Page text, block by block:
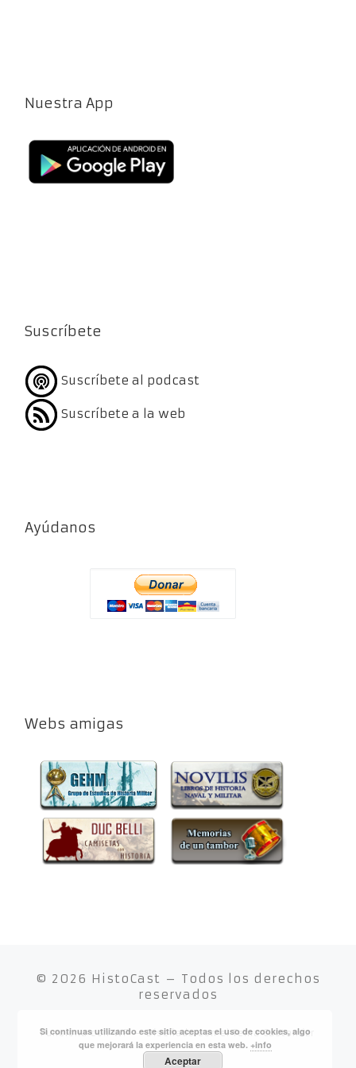
Nuestra App
Suscríbete
Suscríbete al podcast
Suscríbete a la web
Ayúdanos
Webs amigas
© 2026 HistoCast – Todos los derechos
reservados
Funciona conWP– Diseñado con elTema Customizr
Si continuas utilizando este sitio aceptas el uso de cookies, algo
que mejorará la experiencia en esta web. +info
Aceptar